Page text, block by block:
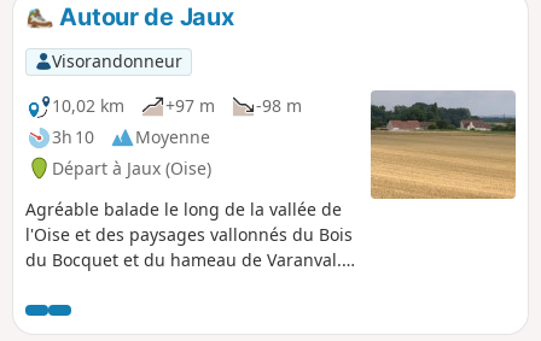
Autour de Jaux
Visorandonneur
10,02 km
+97 m
-98 m
3h 10
Moyenne
Départ à Jaux (Oise)
Agréable balade le long de la vallée de
l'Oise et des paysages vallonnés du Bois
du Bocquet et du hameau de Varanval.
Compiègne et la Croix Saint-Ouen
séparé de Jaux par l'Oise. Vous gravirez